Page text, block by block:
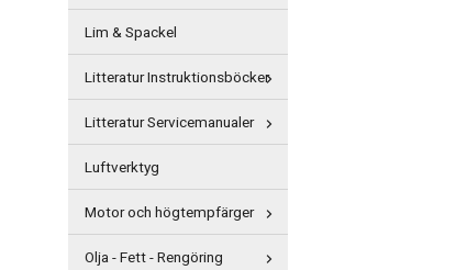
Lim & Spackel
Litteratur Instruktionsböcker
Litteratur Servicemanualer
Luftverktyg
Motor och högtempfärger
Olja - Fett - Rengöring